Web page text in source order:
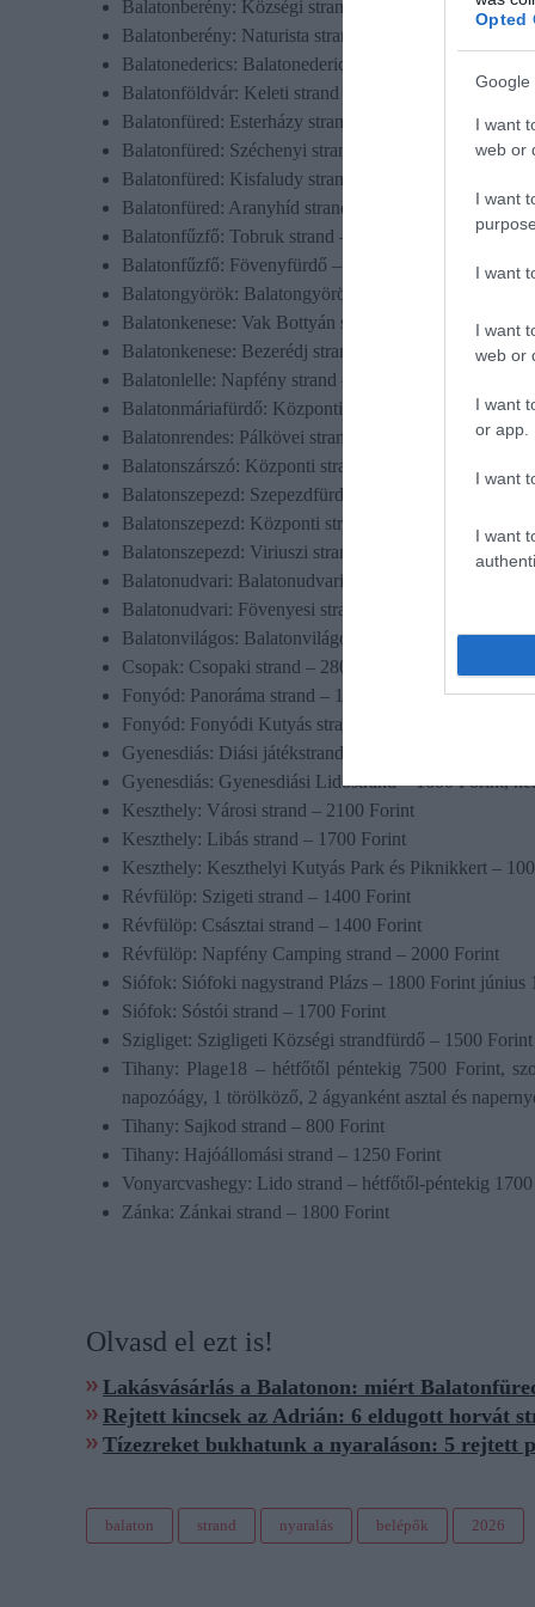
Opted
Google
I want
web or
I want
I want
I want
web or
I want
or app.
I want
I want
Balatonberény: Községi strand – 1500 Forint
Balatonberény: Naturista strand – 1500 Forint
Balatonederics: Balatonedericsi strand – 1500 Forint,
Balatonföldvár: Keleti strand – 1750 Forint
Balatonfüred: Esterházy strand – 2700 Forint
Balatonfüred: Széchenyi strand – 2500 Forint
Balatonfüred: Kisfaludy strand – 2200 Forint
Balatonfüred: Aranyhíd strand – 5000 Forint,
Balatonfűzfő: Tobruk strand – 1700 Forint
Balatonfűzfő: Fövenyfürdő – 2000 Forint
Balatongyörök: Balatongyöröki strand – még nem
Balatonkenese: Vak Bottyán strand – 2000 Forint
Balatonkenese: Bezerédj strand – 1800 Forint
Balatonlelle: Napfény strand – 1900 Forint
Balatonmáriafürdő: Központi fizető strand – 1500
Balatonrendes: Pálkövei strand – 1200 Forint
Balatonszárszó: Központi strand – még nem tették
Balatonszepezd: Szepezdfürdői Ifjúsági strand – 1000
Balatonszepezd: Központi strand – 1500 Forint
Balatonszepezd: Viriuszi strand – 1000 Forint
Balatonudvari: Balatonudvari községi strand – 1500
Balatonudvari: Fövenyesi strand – 1500 Forint
Balatonvilágos: Balatonvilágosi strand – 1500 Forint,
Csopak: Csopaki strand – 2800 Forint
Fonyód: Panoráma strand – 1400 Forint
Fonyód: Fonyódi Kutyás strand – 1200 Forint (kutya:
Gyenesdiás: Diási játékstrand – 1700 Forint,
Gyenesdiás: Gyenesdiási Lidóstrand – 1600 Forint,
Keszthely: Városi strand – 2100 Forint
Keszthely: Libás strand – 1700 Forint
Keszthely: Keszthelyi Kutyás Park és Piknikkert –
Révfülöp: Szigeti strand – 1400 Forint
Révfülöp: Császtai strand – 1400 Forint
Révfülöp: Napfény Camping strand – 2000 Forint
Siófok: Siófoki nagystrand Plázs – 1800 Forint június
Siófok: Sóstói strand – 1700 Forint
Szigliget: Szigligeti Községi strandfürdő – 1500 Forint
Tihany: Plage18 – hétfőtől péntekig 7500 Forint,
napozóágy, 1 törölköző, 2 ágyanként asztal és
Tihany: Sajkod strand – 800 Forint
Tihany: Hajóállomási strand – 1250 Forint
Vonyarcvashegy: Lido strand – hétfőtől-péntekig
Zánka: Zánkai strand – 1800 Forint
Olvasd el ezt is!
Lakásvásárlás a Balatonon: miért
Rejtett kincsek az Adrián: 6 eldugott horvát
Tízezreket bukhatunk a nyaraláson: 5 rejtett
balaton strand nyaralás belépők 2026